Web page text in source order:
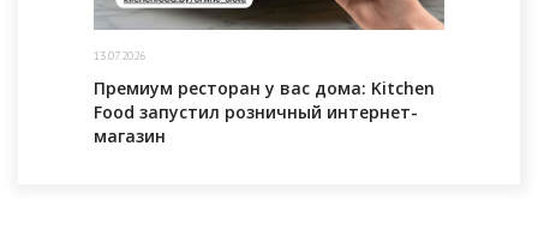
13.07.2026
Премиум ресторан у вас дома: Kitchen
Food запустил розничный интернет-
магазин